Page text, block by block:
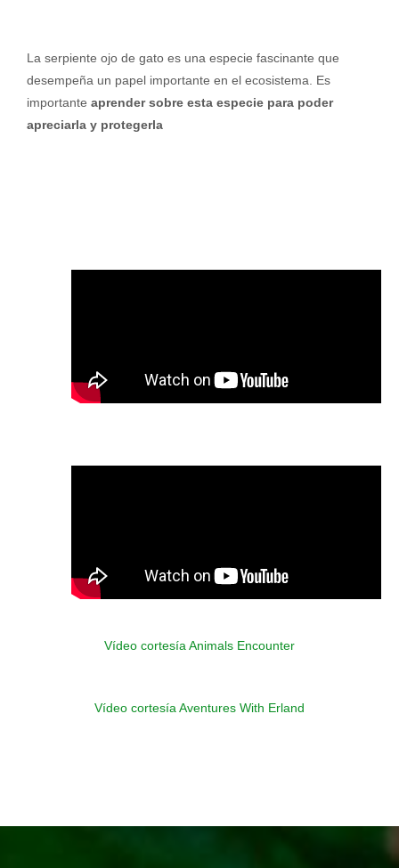
La serpiente ojo de gato es una especie fascinante que
desempeña un papel importante en el ecosistema. Es
importante aprender sobre esta especie para poder
apreciarla y protegerla
Vídeo cortesía Animals Encounter
Vídeo cortesía Aventures With Erland